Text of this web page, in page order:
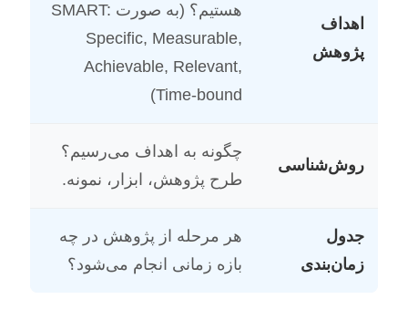
اهداف
پژوهش
هستیم؟ (به صورت SMART:
Specific, Measurable,
Achievable, Relevant,
Time-bound)
روش‌شناسی
چگونه به اهداف می‌رسیم؟
طرح پژوهش، ابزار، نمونه.
جدول
زمان‌بندی
هر مرحله از پژوهش در چه
بازه زمانی انجام می‌شود؟